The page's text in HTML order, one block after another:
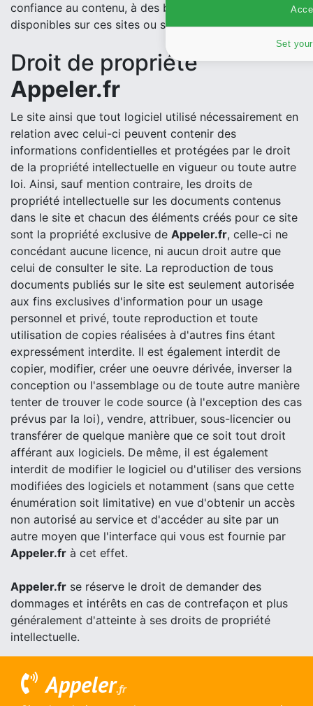
confiance au contenu, à des biens ou des services
disponibles sur ces sites ou sources externes.
Droit de propriété
Appeler.fr
Le site ainsi que tout logiciel utilisé nécessairement en
relation avec celui-ci peuvent contenir des
informations confidentielles et protégées par le droit
de la propriété intellectuelle en vigueur ou toute autre
loi. Ainsi, sauf mention contraire, les droits de
propriété intellectuelle sur les documents contenus
dans le site et chacun des éléments créés pour ce site
sont la propriété exclusive de Appeler.fr, celle-ci ne
concédant aucune licence, ni aucun droit autre que
celui de consulter le site. La reproduction de tous
documents publiés sur le site est seulement autorisée
aux fins exclusives d'information pour un usage
personnel et privé, toute reproduction et toute
utilisation de copies réalisées à d'autres fins étant
expressément interdite. Il est également interdit de
copier, modifier, créer une oeuvre dérivée, inverser la
conception ou l'assemblage ou de toute autre manière
tenter de trouver le code source (à l'exception des cas
prévus par la loi), vendre, attribuer, sous-licencier ou
transférer de quelque manière que ce soit tout droit
afférant aux logiciels. De même, il est également
interdit de modifier le logiciel ou d'utiliser des versions
modifiées des logiciels et notamment (sans que cette
énumération soit limitative) en vue d'obtenir un accès
non autorisé au service et d'accéder au site par un
autre moyen que l'interface qui vous est fournie par
Appeler.fr à cet effet.
Appeler.fr se réserve le droit de demander des
dommages et intérêts en cas de contrefaçon et plus
généralement d'atteinte à ses droits de propriété
intellectuelle.
Appeler.fr
Set